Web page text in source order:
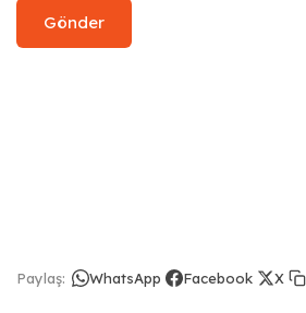
Paylaş: WhatsApp Facebook X